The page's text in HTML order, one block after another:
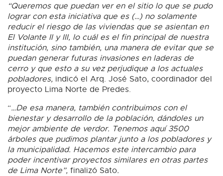
“Queremos que puedan ver en el sitio lo que se pudo
lograr con esta iniciativa que es (…) no solamente
reducir el riesgo de las viviendas que se asientan en
El Volante II y III, lo cuál es el fin principal de nuestra
institución, sino también, una manera de evitar que se
puedan generar futuras invasiones en laderas de
cerro y que esto a su vez perjudique a los actuales
pobladores, indicó el Arq. José Sato, coordinador del
proyecto Lima Norte de Predes.
“…De esa manera, también contribuimos con el
bienestar y desarrollo de la población, dándoles un
mejor ambiente de verdor. Tenemos aquí 3500
árboles que pudimos plantar junto a los pobladores y
la municipalidad. Hacemos este intercambio para
poder incentivar proyectos similares en otras partes
de Lima Norte”, finalizó Sato.